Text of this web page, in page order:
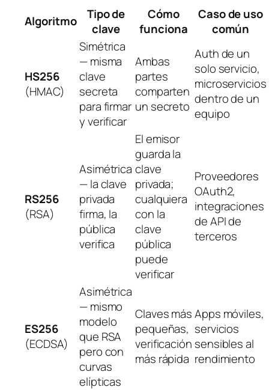
Algoritmo
Tipo de
clave
Cómo
funciona
Caso de uso
común
HS256
(HMAC)
Simétrica
— misma
clave
secreta
para firmar
y verificar
Ambas
partes
comparten
un secreto
Auth de un
solo servicio,
microservicios
dentro de un
equipo
RS256
(RSA)
Asimétrica
— la clave
privada
firma, la
pública
verifica
El emisor
guarda la
clave
privada;
cualquiera
con la
clave
pública
puede
verificar
Proveedores
OAuth2,
integraciones
de API de
terceros
ES256
(ECDSA)
Asimétrica
— mismo
modelo
que RSA
pero con
curvas
elípticas
Claves más
pequeñas,
verificación
más rápida
Apps móviles,
servicios
sensibles al
rendimiento